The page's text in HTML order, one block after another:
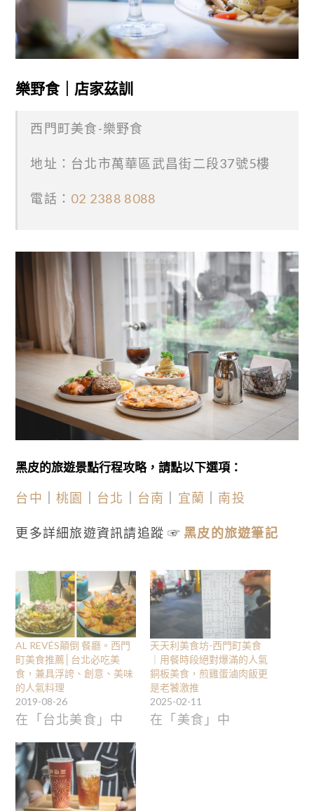
樂野食｜店家茲訓
西門町美食-樂野食
地址：台北市萬華區武昌街二段37號5樓
電話： 02 2388 8088
黑皮的旅遊景點行程攻略，請點以下選項：
台中 ｜桃園 台北 台南 宜蘭 南投
更多詳細旅遊資訊請追蹤 ☞ 黑皮的旅遊筆記
AL REVÉS顛倒 餐廳。西門
町美食推薦│台北必吃美
食，兼具浮誇、創意、美味
的人氣料理
2019-08-26
在「台北美食」中
天天利美食坊-西門町美食
｜用餐時段絕對爆滿的人氣
銅板美食，煎雞蛋滷肉飯更
是老饕激推
2025-02-11
在「美食」中